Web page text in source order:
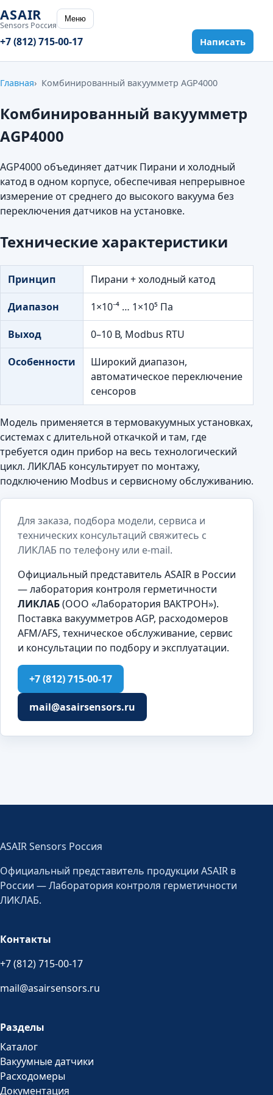
ASAIR
Sensors Россия
Меню
+7 (812) 715-00-17 Написать
Главная Комбинированный вакуумметр AGP4000
Комбинированный вакуумметр
AGP4000
AGP4000 объединяет датчик Пирани и холодный
катод в одном корпусе, обеспечивая непрерывное
измерение от среднего до высокого вакуума без
переключения датчиков на установке.
Технические характеристики
Принцип Пирани + холодный катод
Диапазон 1×10⁻⁴ … 1×10⁵ Па
Выход 0–10 В, Modbus RTU
Особенности
Широкий диапазон,
автоматическое переключение
сенсоров
Модель применяется в термовакуумных установках,
системах с длительной откачкой и там, где
требуется один прибор на весь технологический
цикл. ЛИКЛАБ консультирует по монтажу,
подключению Modbus и сервисному обслуживанию.
Для заказа, подбора модели, сервиса и
технических консультаций свяжитесь с
ЛИКЛАБ по телефону или e-mail.
Официальный представитель ASAIR в России
— лаборатория контроля герметичности
ЛИКЛАБ(ООО «Лаборатория ВАКТРОН»).
Поставка вакуумметров AGP, расходомеров
AFM/AFS, техническое обслуживание, сервис
и консультации по подбору и эксплуатации.
+7 (812) 715-00-17
mail@asairsensors.ru
ASAIR Sensors Россия
Официальный представитель продукции ASAIR в
России — Лаборатория контроля герметичности
ЛИКЛАБ.
Контакты
+7 (812) 715-00-17
mail@asairsensors.ru
Разделы
Каталог
Вакуумные датчики
Расходомеры
Документация